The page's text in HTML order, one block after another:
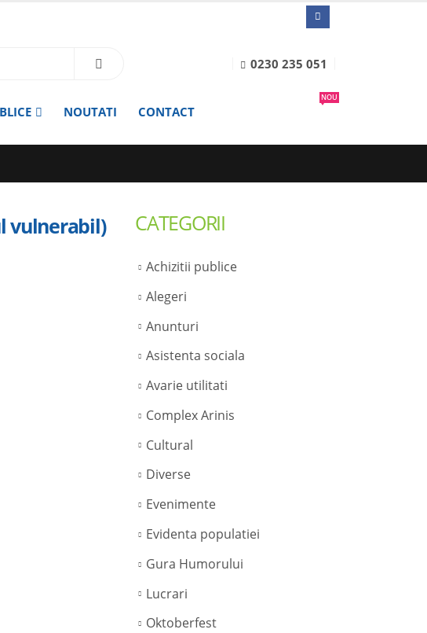
0230 235 051
NOUTATI
CONTACT
NOU
vulnerabil) CATEGORII
Achizitii publice
Alegeri
Anunturi
Asistenta sociala
Avarie utilitati
Complex Arinis
Cultural
Diverse
Evenimente
Evidenta populatiei
Gura Humorului
Lucrari
Oktoberfest